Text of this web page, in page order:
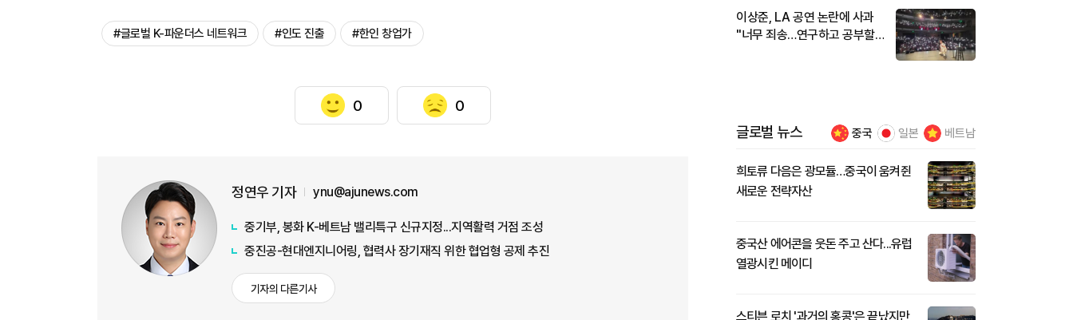
#글로벌 K-파운더스 네트워크 #인도 진출 #한인 창업가
0 0
정연우 기자 ynu@ajunews.com
중기부, 봉화 K-베트남 밸리특구 신규지정...지역활력 거점 조성
중진공-현대엔지니어링, 협력사 장기재직 위한 협업형 공제 추진
기자의 다른기사
이상준, LA 공연 논란에 사과
"너무 죄송…연구하고 공부할
글로벌 뉴스 중국 일본 베트남
희토류 다음은 광모듈…중국이 움켜쥔
새로운 전략자산
중국산 에어콘을 웃돈 주고 산다...유럽
열광시킨 메이디
스티븐 로치 '과거의 홍콩'은 끝났지만